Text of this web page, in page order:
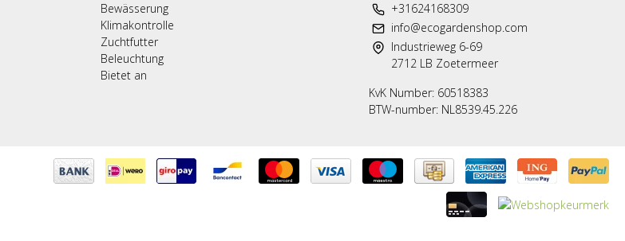
Bewässerung
Klimakontrolle
Zuchtfutter
Beleuchtung
Bietet an
+31624168309
info@ecogardenshop.com
Industrieweg 6-69
2712 LB Zoetermeer
KvK Number: 60518383
BTW-number: NL8539.45.226